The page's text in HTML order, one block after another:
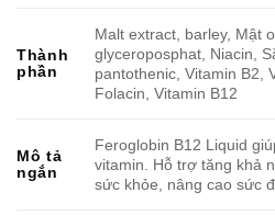
Thành
phần
Malt extract, barley, Mật
glyceroposphat, Niacin,
pantothenic, Vitamin B2,
Folacin, Vitamin B12
Mô tả
ngắn
Feroglobin B12 Liquid
vitamin. Hỗ trợ tăng khả
sức khỏe, nâng cao sức